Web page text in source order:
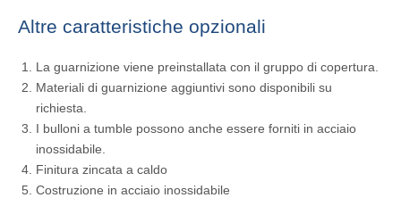
Altre caratteristiche opzionali
La guarnizione viene preinstallata con il gruppo di copertura.
Materiali di guarnizione aggiuntivi sono disponibili su
richiesta.
I bulloni a tumble possono anche essere forniti in acciaio
inossidabile.
Finitura zincata a caldo
Costruzione in acciaio inossidabile